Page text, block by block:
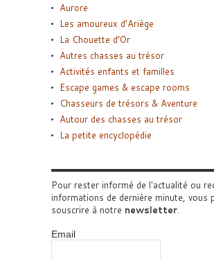
Aurore
Les amoureux d’Ariège
La Chouette d’Or
Autres chasses au trésor
Activités enfants et familles
Escape games & escape rooms
Chasseurs de trésors & Aventure
Autour des chasses au trésor
La petite encyclopédie
Pour rester informé de l'actualité ou
informations de dernière minute, vous
souscrire à notre newsletter.
Email